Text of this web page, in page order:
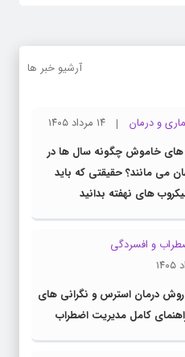
آرشیو خبر ها
و درمان
۱۴ مرداد ۱۴۰۵
خاموش چگونه سال ها در
می مانند؟ حقیقتی که باید
های نهفته بدانید
و افسردگی
روش درمان استرس و نگرانی های
کامل مدیریت اضطراب